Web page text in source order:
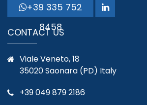
+39 335 752
8458
CONTACT US
Viale Veneto, 18
35020 Saonara (PD) Italy
+39 049 879 2186